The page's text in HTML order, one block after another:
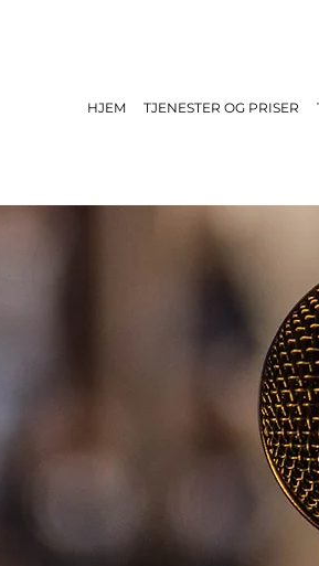
HJEM TJENESTER OG PRISER